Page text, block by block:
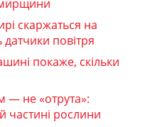
скаржаться на
повітря
покаже, скільки
— не «отрута»:
частині рослини